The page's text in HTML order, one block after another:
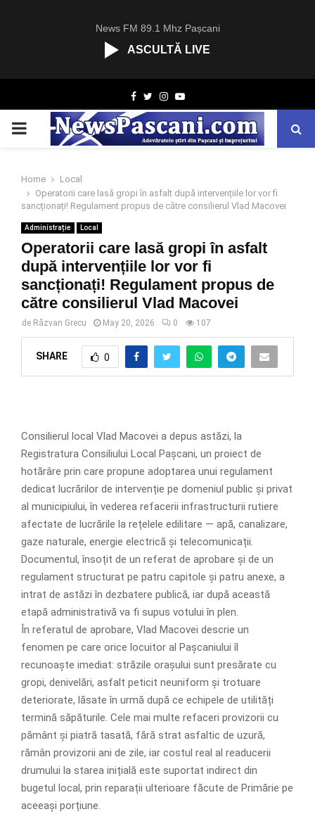
News FM 89.1 Mhz Pașcani
ASCULTĂ LIVE
Facebook
TwitterInstagram
Youtube
PRIMARY
Home
Local
Operatorii care lasă gropi în asfalt după intervențiile lor vor fi
sancționați! Regulament propus de către consilierul Vlad Macovei
Administrație Local
Operatorii care lasă gropi în asfalt
după intervențiile lor vor fi
sancționați! Regulament propus de
către consilierul Vlad Macovei
de Răzvan Grecu May 20, 2026 0 107
SHARE 0
Consilierul local Vlad Macovei a depus astăzi, la
Registratura Consiliului Local Pașcani, un proiect de
hotărâre prin care propune adoptarea unui regulament
dedicat lucrărilor de intervenție pe domeniul public și privat
al municipiului, în vederea refacerii infrastructurii rutiere
afectate de lucrările la rețelele edilitare — apă, canalizare,
gaze naturale, energie electrică și telecomunicații.
Documentul, însoțit de un referat de aprobare și de un
regulament structurat pe patru capitole și patru anexe, a
intrat de astăzi în dezbatere publică, iar după această
etapă administrativă va fi supus votului în plen.
În referatul de aprobare, Vlad Macovei descrie un
fenomen pe care orice locuitor al Pașcaniului îl
recunoaște imediat: străzile orașului sunt presărate cu
gropi, denivelări, asfalt peticit neuniform și trotuare
deteriorate, lăsate în urmă după ce echipele de utilități
termină săpăturile. Cele mai multe refaceri provizorii cu
pământ și piatră tasată, fără strat asfaltic de uzură,
rămân provizorii ani de zile, iar costul real al readucerii
drumului la starea inițială este suportat indirect din
bugetul local, prin reparații ulterioare făcute de Primărie pe
aceeași porțiune.